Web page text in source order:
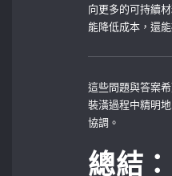
向更多的可持續
能降低成本，還
這些問題與答案
裝潢過程中精明
協調。
總結：